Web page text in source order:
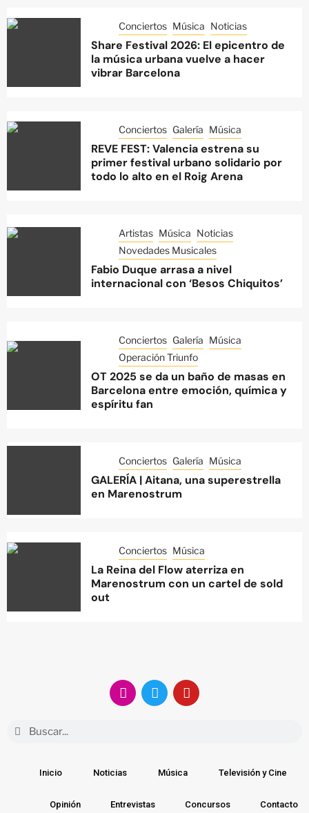
Conciertos Música Noticias
Share Festival 2026: El epicentro de
la música urbana vuelve a hacer
vibrar Barcelona
Conciertos Galería Música
REVE FEST: Valencia estrena su
primer festival urbano solidario por
todo lo alto en el Roig Arena
Artistas Música Noticias
Novedades Musicales
Fabio Duque arrasa a nivel
internacional con ‘Besos Chiquitos’
Conciertos Galería Música
Operación Triunfo
OT 2025 se da un baño de masas en
Barcelona entre emoción, química y
espíritu fan
Conciertos Galería Música
GALERÍA | Aitana, una superestrella
en Marenostrum
Conciertos Música
La Reina del Flow aterriza en
Marenostrum con un cartel de sold
out
Inicio Noticias Música Televisión y Cine
Opinión Entrevistas Concursos Contacto